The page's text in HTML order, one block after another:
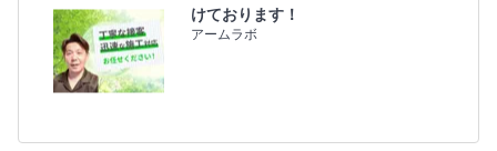
けております！
アームラボ